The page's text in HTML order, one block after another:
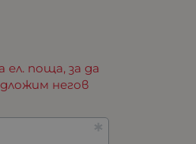
поща, за да
негов